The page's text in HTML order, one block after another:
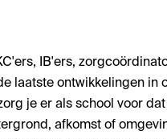
IB'ers,
laatste ontwikkelingen in
je er als school voor
afkomst of